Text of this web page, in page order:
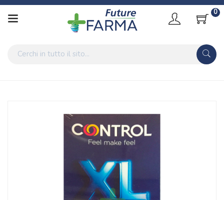
0
Naturale 6Profilattici XL
Salute/Sexy Shop
Control Linea Contraccezione Protezione Nature Piacere
Salute/Sexy Shop/Contraccettivi
Control Linea Contraccezione Protezione Nature Piacere
Naturale 6Profilattici XL